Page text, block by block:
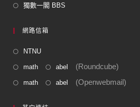
獨數一閣 BBS
網路信箱
NTNU
math abel (Roundcube)
math abel (Openwebmail)